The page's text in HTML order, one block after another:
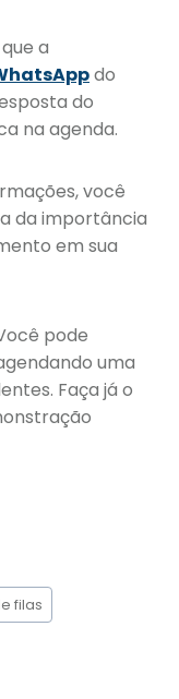
a
do
do
na agenda.
você
da importância
em sua
pode
uma
Faça já o
filas